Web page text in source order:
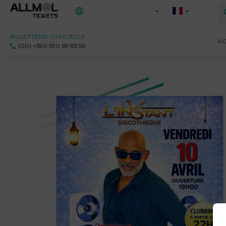
972 - Martinique
973 - Guyane
Saint-Martin
BILLETTERIE OFFICIELLE
(00) +590 590 69 85 56